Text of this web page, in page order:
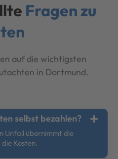
Fragen zu
auf die wichtigsten
in Dortmund.
selbst bezahlen?
Unfall übernimmt die
Kosten.